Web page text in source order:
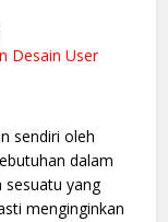
Desain User
sendiri oleh
dalam
sesuatu yang
menginginkan